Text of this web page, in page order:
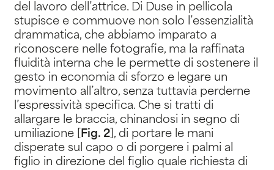
del lavoro dell’attrice. Di Duse in pellicola
stupisce e commuove non solo l’essenzialità
drammatica, che abbiamo imparato a
riconoscere nelle fotografie, ma la raffinata
fluidità interna che le permette di sostenere il
gesto in economia di sforzo e legare un
movimento all’altro, senza tuttavia perderne
l’espressività specifica. Che si tratti di
allargare le braccia, chinandosi in segno di
umiliazione [ Fig. 2], di portare le mani
disperate sul capo o di porgere i palmi al
figlio in direzione del figlio quale richiesta di